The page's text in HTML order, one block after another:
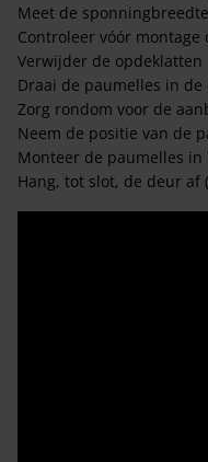
Meet de
Controleer vóór
Verwijder de opdeklatten
Draai de paumelles in de
Zorg rondom voor de
Neem de positie van de
Monteer de paumelles in
Hang, tot slot, de deur